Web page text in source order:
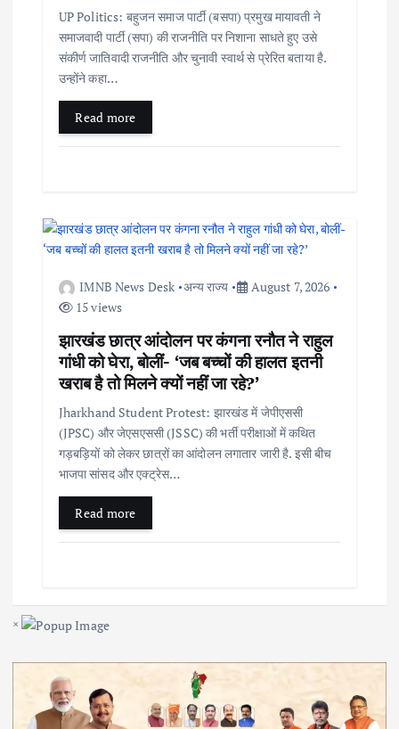
UP Politics: बहुजन समाज पार्टी (बसपा) प्रमुख मायावती ने
समाजवादी पार्टी (सपा) की राजनीति पर निशाना साधते हुए उसे
संकीर्ण जातिवादी राजनीति और चुनावी स्वार्थ से प्रेरित बताया है.
उन्होंने कहा…
Read more
IMNB News Desk अन्य राज्य
August 7, 2026
15 views
झारखंड छात्र आंदोलन पर कंगना रनौत ने राहुल
गांधी को घेरा, बोलीं- ‘जब बच्चों की हालत इतनी
खराब है तो मिलने क्यों नहीं जा रहे?’
Jharkhand Student Protest: झारखंड में जेपीएससी
(JPSC) और जेएसएससी (JSSC) की भर्ती परीक्षाओं में कथित
गड़बड़ियों को लेकर छात्रों का आंदोलन लगातार जारी है. इसी बीच
भाजपा सांसद और एक्ट्रेस…
Read more
×